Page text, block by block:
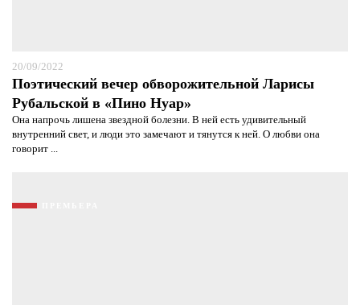
20/09/2022
Поэтический вечер обворожительной Ларисы
Рубальской в «Пино Нуар»
Она напрочь лишена звездной болезни. В ней есть удивительный
внутренний свет, и люди это замечают и тянутся к ней. О любви она
говорит ...